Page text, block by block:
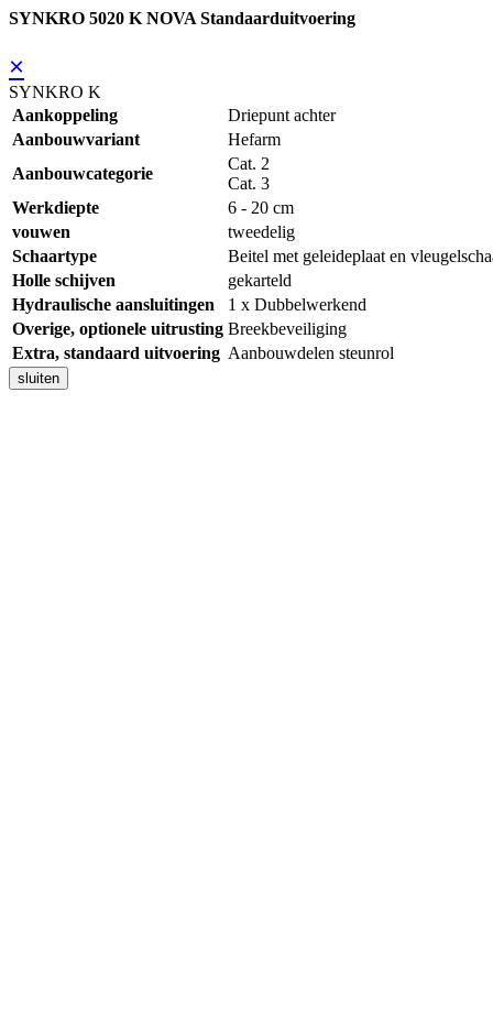
SYNKRO 5020 K NOVA Standaarduitvoering
×
SYNKRO K
Aankoppeling
Driepunt achter
Aanbouwvariant
Hefarm
Aanbouwcategorie
Cat. 2
Cat. 3
Werkdiepte
6 - 20 cm
vouwen
tweedelig
Schaartype
Beitel met geleideplaat en
Holle schijven
gekarteld
Hydraulische aansluitingen
1 x Dubbelwerkend
Overige, optionele uitrusting Breekbeveiliging
Extra, standaard uitvoering Aanbouwdelen steunrol
sluiten